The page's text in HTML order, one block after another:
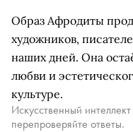
Образ Афродиты
художников,
наших дней. Она
любви и
культуре.
Искусственный
перепроверяйте ответы.